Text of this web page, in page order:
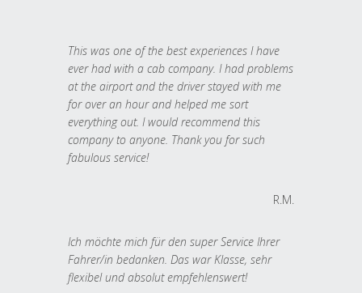
This was one of the best experiences I have
ever had with a cab company. I had problems
at the airport and the driver stayed with me
for over an hour and helped me sort
everything out. I would recommend this
company to anyone. Thank you for such
fabulous service!
R.M.
Ich möchte mich für den super Service Ihrer
Fahrer/in bedanken. Das war Klasse, sehr
flexibel und absolut empfehlenswert!